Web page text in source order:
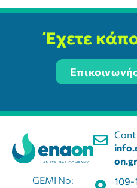
Έχετε
on.gr
109-
GEMI No: